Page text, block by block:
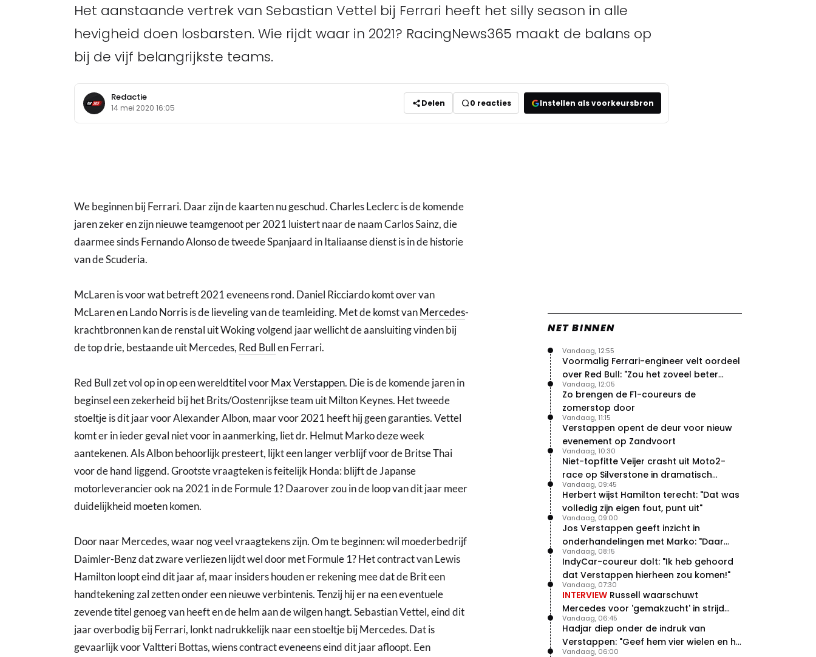
Het aanstaande vertrek van Sebastian Vettel bij Ferrari heeft het silly season in alle
hevigheid doen losbarsten. Wie rijdt waar in 2021? RacingNews365 maakt de balans op
bij de vijf belangrijkste teams.
Redactie
14 mei 2020 16:05 Delen 0 reacties Instellen als voorkeursbron
We beginnen bij Ferrari. Daar zijn de kaarten nu geschud. Charles Leclerc is de komende
jaren zeker en zijn nieuwe teamgenoot per 2021 luistert naar de naam Carlos Sainz, die
daarmee sinds Fernando Alonso de tweede Spanjaard in Italiaanse dienst is in de historie
van de Scuderia.
McLaren is voor wat betreft 2021 eveneens rond. Daniel Ricciardo komt over van
McLaren en Lando Norris is de lieveling van de teamleiding. Met de komst vanMercedes-
krachtbronnen kan de renstal uit Woking volgend jaar wellicht de aansluiting vinden bij
de top drie, bestaande uit Mercedes, Red Bullen Ferrari.
Red Bull zet vol op in op een wereldtitel voorMax Verstappen. Die is de komende jaren in
beginsel een zekerheid bij het Brits/Oostenrijkse team uit Milton Keynes. Het tweede
stoeltje is dit jaar voor Alexander Albon, maar voor 2021 heeft hij geen garanties. Vettel
komt er in ieder geval niet voor in aanmerking, liet dr. Helmut Marko deze week
aantekenen. Als Albon behoorlijk presteert, lijkt een langer verblijf voor de Britse Thai
voor de hand liggend. Grootste vraagteken is feitelijk Honda: blijft de Japanse
motorleverancier ook na 2021 in de Formule 1? Daarover zou in de loop van dit jaar meer
duidelijkheid moeten komen.
Door naar Mercedes, waar nog veel vraagtekens zijn. Om te beginnen: wil moederbedrijf
Daimler-Benz dat zware verliezen lijdt wel door met Formule 1? Het contract van Lewis
Hamilton loopt eind dit jaar af, maar insiders houden er rekening mee dat de Brit een
handtekening zal zetten onder een nieuwe verbintenis. Tenzij hij er na een eventuele
zevende titel genoeg van heeft en de helm aan de wilgen hangt. Sebastian Vettel, eind dit
jaar overbodig bij Ferrari, lonkt nadrukkelijk naar een stoeltje bij Mercedes. Dat is
gevaarlijk voor Valtteri Bottas, wiens contract eveneens eind dit jaar afloopt. Een
NET BINNEN
Voormalig Ferrari-engineer velt oordeel
over Red Bull: "Zou het zoveel beter
moeten doen"
Vandaag, 12:55
Zo brengen de F1-coureurs de
zomerstop door
Vandaag, 12:05
Verstappen opent de deur voor nieuw
evenement op Zandvoort
Vandaag, 11:15
Niet-topfitte Veijer crasht uit Moto2-
race op Silverstone in dramatisch
weekend
Vandaag, 10:30
Herbert wijst Hamilton terecht: "Dat was
volledig zijn eigen fout, punt uit"
Vandaag, 09:45
Jos Verstappen geeft inzicht in
onderhandelingen met Marko: "Daar
was ik erg door verrast"
Vandaag, 09:00
IndyCar-coureur dolt: "Ik heb gehoord
dat Verstappen hierheen zou komen!"
Vandaag, 08:15
INTERVIEW Russell waarschuwt
Mercedes voor 'gemakzucht' in strijd
met concurrentie
Vandaag, 07:30
Hadjar diep onder de indruk van
Verstappen: "Geef hem vier wielen en hij
Vandaag, 06:45
Vandaag, 06:00